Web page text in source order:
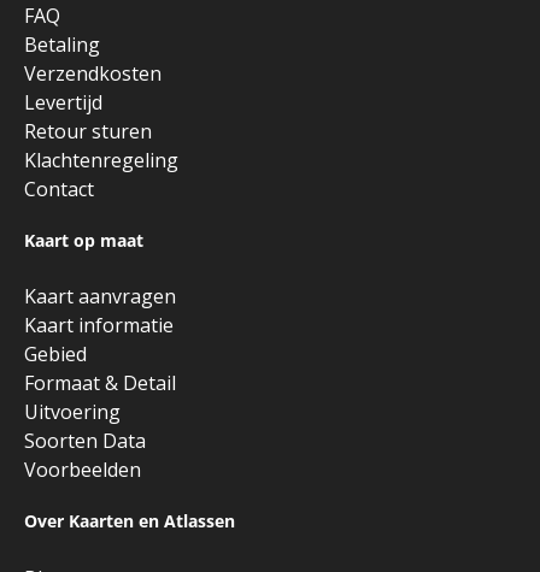
FAQ
Betaling
Verzendkosten
Levertijd
Retour sturen
Klachtenregeling
Contact
Kaart op maat
Kaart aanvragen
Kaart informatie
Gebied
Formaat & Detail
Uitvoering
Soorten Data
Voorbeelden
Over Kaarten en Atlassen